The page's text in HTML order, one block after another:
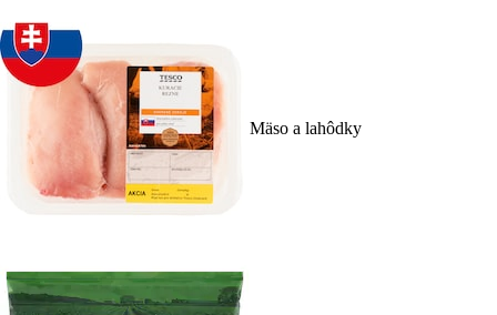
Mäso a lahôdky